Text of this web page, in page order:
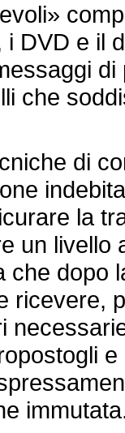
DVD e il
che
di
la
un livello
che dopo
ricevere,